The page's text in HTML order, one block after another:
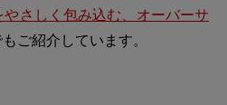
さしく包み込む、オーバーサ
もご紹介しています。